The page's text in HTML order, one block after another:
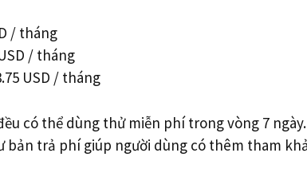
/ tháng
/ tháng
USD / tháng
có thể dùng thử miễn phí trong vòng 7
trả phí giúp người dùng có thêm tham